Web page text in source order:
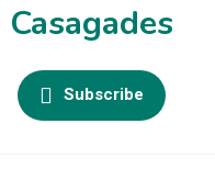
Casagades
Subscribe